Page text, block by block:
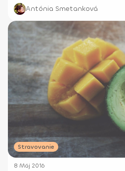
hurmikaki?
Antónia Smetanková
Stravovanie
8 Máj 2016